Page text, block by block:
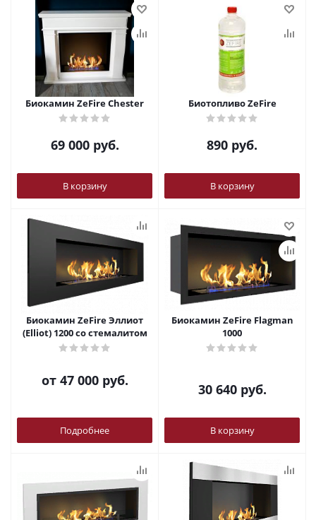
Биокамин ZeFire Chester
69 000руб.
В корзину
Биотопливо ZeFire
890 руб.
В корзину
Биокамин ZeFire Эллиот
(Elliot) 1200 со стемалитом
от 47 000 руб.
Подробнее
Биокамин ZeFire Flagman
1000
30 640руб.
В корзину